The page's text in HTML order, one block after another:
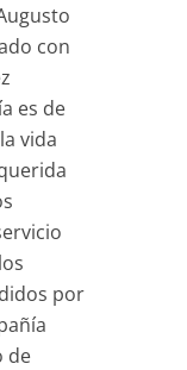
con
es de
vida
por
de